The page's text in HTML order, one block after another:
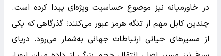
در خاورمیانه نیز موضوع حساسیت ویژه‌ای پیدا کرده است.
چندین کابل مهم از تنگه هرمز عبور می‌کنند؛ گذرگاهی که یکی
از مسیرهای حیاتی ارتباطات جهانی به‌شمار می‌رود. دریای